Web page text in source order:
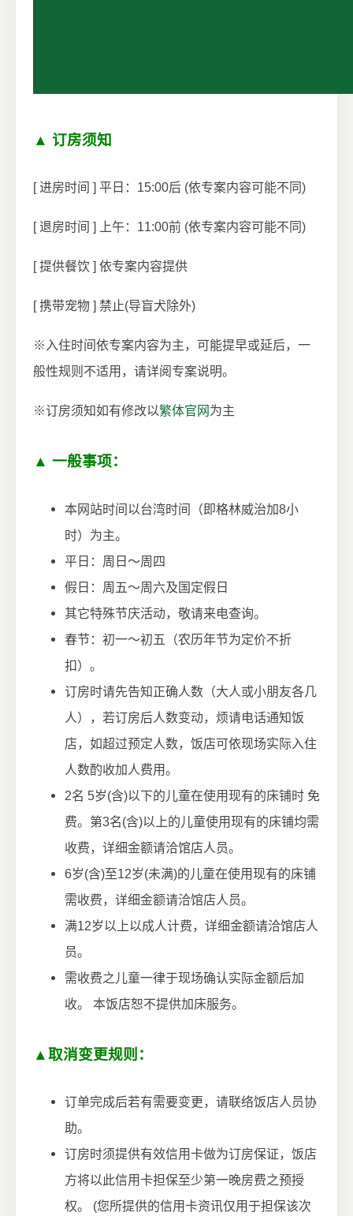
▲ 订房须知
[ 进房时间 ] 平日：15:00后 (依专案内容可能不同)
[ 退房时间 ] 上午：11:00前 (依专案内容可能不同)
[ 提供餐饮 ] 依专案内容提供
[ 携带宠物 ] 禁止(导盲犬除外)
※入住时间依专案内容为主，可能提早或延后，一
般性规则不适用，请详阅专​​案说明。
※订房须知如有修改以繁体官网 为主
▲ 一般事项：
本网站时间以台湾时间（即格林威治加8小
时）为主。
平日：周日～周四
假日：周五～周六及国定假日
其它特殊节庆活动，敬请来电查询。
春节：初一～初五（农历年节为定价不折
扣）。
订房时请先告知正确人数（大人或小朋友各几
人），若订房后人数变动，烦请电话通知饭
店，如超过预定人数，饭店可依现场实际入住
人数酌收加人费用。
2名 5岁(含)以下的儿童在使用现有的床铺时 免
费。第3名(含)以上的儿童使用现有的床铺均需
收费，详细金额请洽馆店人员。
6岁(含)至12岁(未满)的儿童在使用现有的床铺
需收费，详细金额请洽馆店人员。
满12岁以上以成人计费，详细金额请洽馆店人
员。
需收费之儿童一律于现场确认实际金额后加
收。 本饭店恕不提供加床服务。
▲取消变更规则：
订单完成后若有需要变更，请联络饭店人员协
助。
订房时须提供有效信用卡做为订房保证，饭店
方将以此信用卡担保至少第一晚房费之预授
权。 (您所提供的信用卡资讯仅用于担保该次